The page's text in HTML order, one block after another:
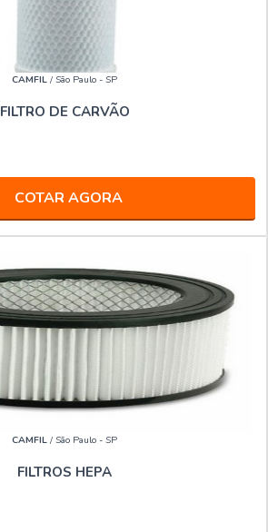
CAMFIL / São Paulo - SP
FILTRO DE CARVÃO
COTAR AGORA
CAMFIL / São Paulo - SP
FILTROS HEPA